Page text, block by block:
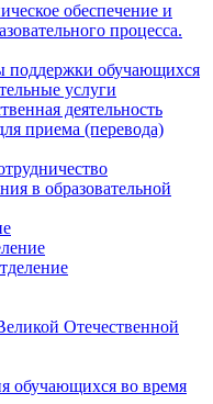
обеспечение и
процесса.
поддержки обучающихся
услуги
деятельность
приема (перевода)
в образовательной
Отечественной
обучающихся во время